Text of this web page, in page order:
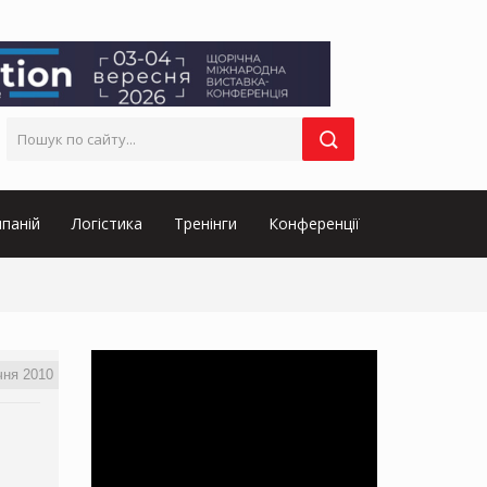
Логістика Тренінги Конференції
2010